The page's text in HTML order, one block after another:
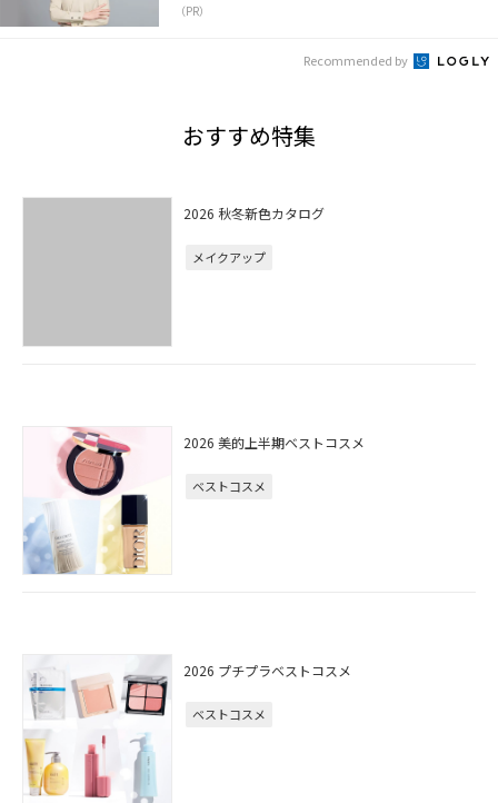
（PR）
Recommended by
おすすめ特集
2026 秋冬新色カタログ
メイクアップ
2026 美的上半期ベストコスメ
ベストコスメ
2026 プチプラベストコスメ
ベストコスメ